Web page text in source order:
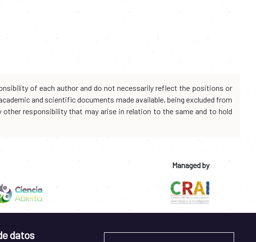
of each author and do not necessarily reflect the positions or
and scientific documents made available, being excluded from
responsibility that may arise in relation to the same and to hold
Managed by
datos